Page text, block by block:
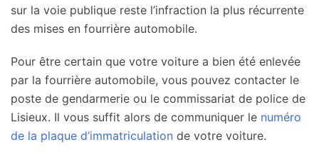
sur la voie publique reste l’infraction la plus récurrente
des mises en fourrière automobile.
Pour être certain que votre voiture a bien été enlevée
par la fourrière automobile, vous pouvez contacter le
poste de gendarmerie ou le commissariat de police de
Lisieux. Il vous suffit alors de communiquer le numéro
de la plaque d’immatriculation de votre voiture.